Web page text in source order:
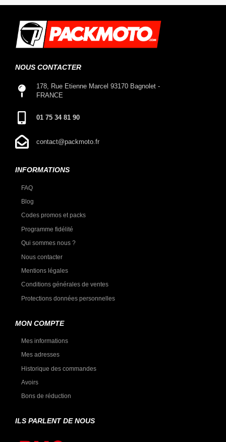
NOUS CONTACTER
178, Rue Etienne Marcel 93170 Bagnolet -
FRANCE
01 75 34 81 90
contact@packmoto.fr
INFORMATIONS
FAQ
Blog
Codes promos et packs
Programme fidélité
Qui sommes nous ?
Nous contacter
Mentions légales
Conditions générales de ventes
Protections données personnelles
MON COMPTE
Mes informations
Mes adresses
Historique des commandes
Avoirs
Bons de réduction
ILS PARLENT DE NOUS